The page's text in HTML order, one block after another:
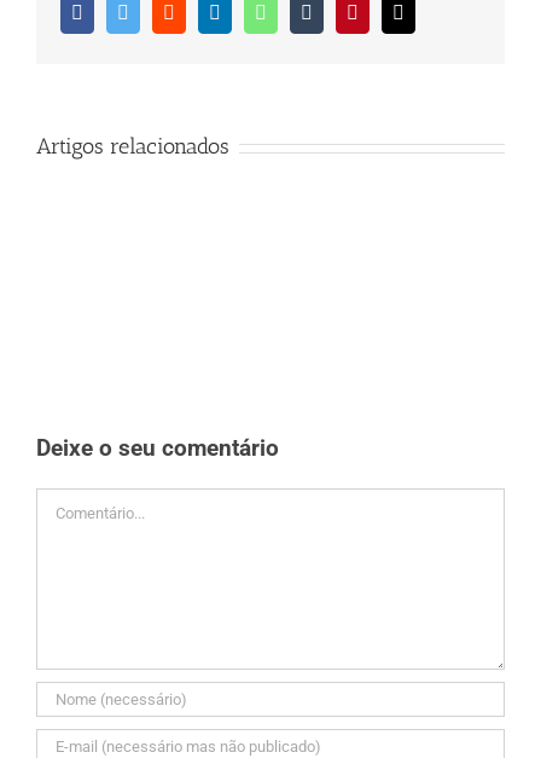
FacebookTwitter Reddit LinkedInWhatsAppTumblr Pinterest
(necessário
Artigos relacionados
Deixe o seu comentário
Comment